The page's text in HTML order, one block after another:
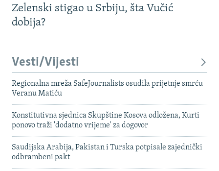
Zelenski stigao u Srbiju, šta Vučić
dobija?
Vesti/Vijesti
Regionalna mreža SafeJournalists osudila prijetnje smrću
Veranu Matiću
Konstitutivna sjednica Skupštine Kosova odložena, Kurti
ponovo traži 'dodatno vrijeme' za dogovor
Saudijska Arabija, Pakistan i Turska potpisale zajednički
odbrambeni pakt